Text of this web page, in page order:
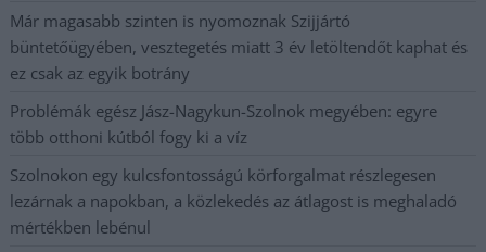
Már magasabb szinten is nyomoznak Szijjártó
büntetőügyében, vesztegetés miatt 3 év letöltendőt kaphat és
ez csak az egyik botrány
Problémák egész Jász-Nagykun-Szolnok megyében: egyre
több otthoni kútból fogy ki a víz
Szolnokon egy kulcsfontosságú körforgalmat részlegesen
lezárnak a napokban, a közlekedés az átlagost is meghaladó
mértékben lebénul